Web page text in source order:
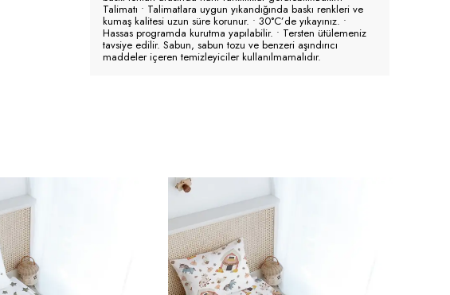
Talimatı • Talimatlara uygun yıkandığında baskı renkleri ve
kumaş kalitesi uzun süre korunur. • 30°C’de yıkayınız. •
Hassas programda kurutma yapılabilir. • Tersten ütülemeniz
tavsiye edilir. Sabun, sabun tozu ve benzeri aşındırıcı
maddeler içeren temizleyiciler kullanılmamalıdır.